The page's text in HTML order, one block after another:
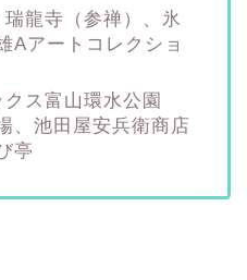
瑞龍寺（参禅）、氷
Aアートコレクショ
クス富山環水公園
、池田屋安兵衛商店
亭